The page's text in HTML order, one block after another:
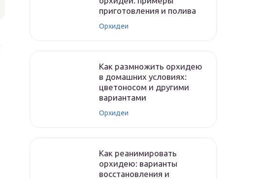
приготовления и полива
Орхидеи
Как размножить орхидею
в домашних условиях:
цветоносом и другими
вариантами
Орхидеи
Как реанимировать
орхидею: варианты
восстановления и